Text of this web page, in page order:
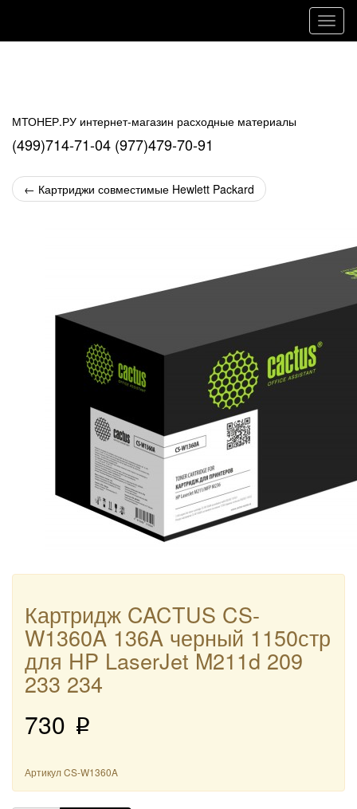
МТОНЕР.РУ интернет-магазин расходные материалы
(499)714-71-04 (977)479-70-91
← Картриджи совместимые Hewlett Packard
Картридж CACTUS CS-
W1360A 136A черный 1150стр
для HP LaserJet M211d 209
233 234
730 p
АртикулCS-W1360A